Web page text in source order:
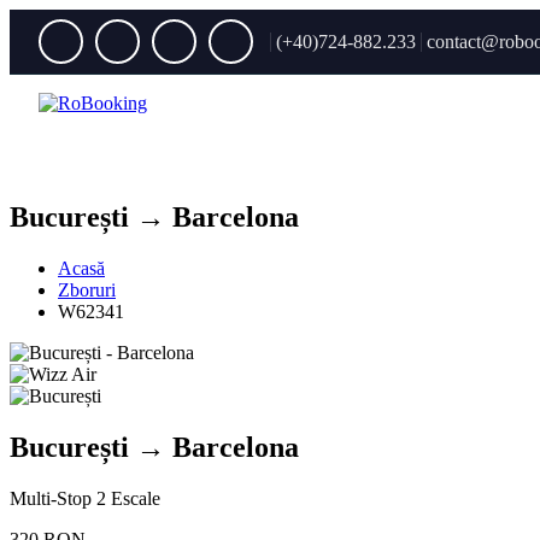
(+40)724-882.233
București → Barcelona
Acasă
Zboruri
W62341
București → Barcelona
Multi-Stop 2 Escale